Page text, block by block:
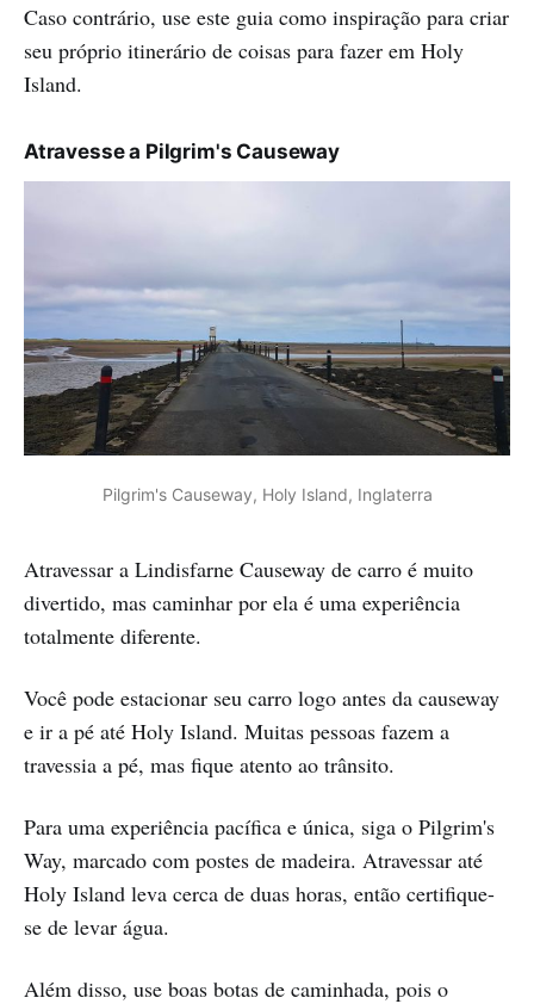
Caso contrário, use este guia como inspiração para criar
seu próprio itinerário de coisas para fazer em Holy
Island.
Atravesse a Pilgrim's Causeway
Pilgrim's Causeway, Holy Island, Inglaterra
Atravessar a Lindisfarne Causeway de carro é muito
divertido, mas caminhar por ela é uma experiência
totalmente diferente.
Você pode estacionar seu carro logo antes da causeway
e ir a pé até Holy Island. Muitas pessoas fazem a
travessia a pé, mas fique atento ao trânsito.
Para uma experiência pacífica e única, siga o Pilgrim's
Way, marcado com postes de madeira. Atravessar até
Holy Island leva cerca de duas horas, então certifique-
se de levar água.
Além disso, use boas botas de caminhada, pois o